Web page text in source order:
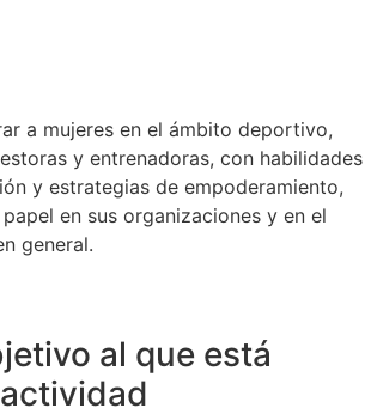
a mujeres en el ámbito deportivo,
y entrenadoras, con habilidades
y estrategias de empoderamiento,
en sus organizaciones y en el
general.
al que está